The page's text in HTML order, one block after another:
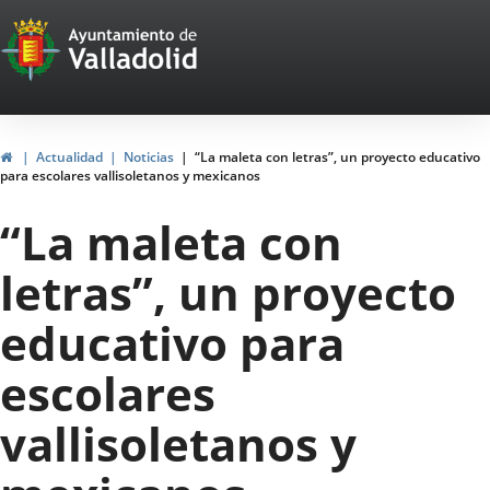
Portal
Web
del
Ayuntamiento
de
Valladolid
HomeActualidad Noticias
“La maleta con letras”, un proyecto educativo
para escolares vallisoletanos y mexicanos
“La maleta con
letras”, un proyecto
educativo para
escolares
vallisoletanos y